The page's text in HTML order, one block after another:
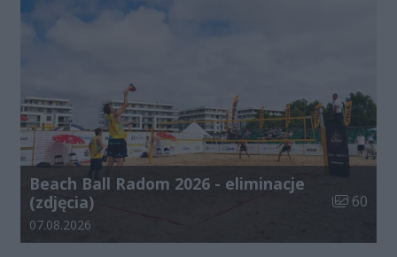
Beach Ball Radom 2026 - eliminacje
(zdjęcia)
Liczba
60
Data dodania galerii:
07.08.2026